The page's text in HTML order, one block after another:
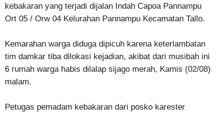
kebakaran yang terjadi dijalan Indah Capoa Pannampu
Ort 05 / Orw 04 Kelurahan Pannampu Kecamatan Tallo.
Kemarahan warga diduga dipicuh karena keterlambatan
tim damkar tiba dilokasi kejadian, akibat dari musibah ini
6 rumah warga habis dilalap sijago merah, Kamis (02/08)
malam.
Petugas pemadam kebakaran dari posko karester